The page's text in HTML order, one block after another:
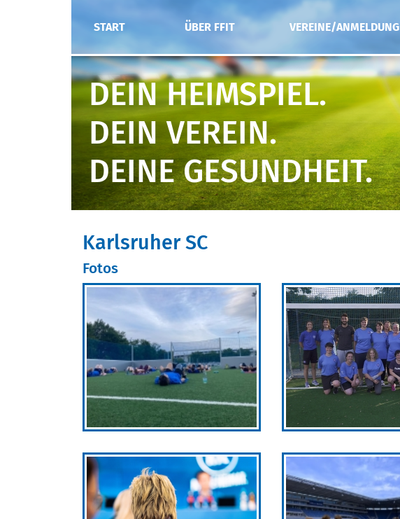
START ÜBER FFIT VEREINE/ANMELDUNG
DEIN HEIMSPIEL.
DEIN VEREIN.
DEINE GESUNDHEIT.
Karlsruher SC
Fotos